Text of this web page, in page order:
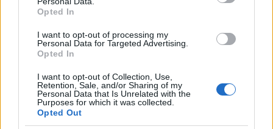
Opted In
I want to opt-out of processing my
Personal Data for Targeted Advertising.
Opted In
I want to opt-out of Collection, Use,
Retention, Sale, and/or Sharing of my
Personal Data that Is Unrelated with the
Purposes for which it was collected.
Opted Out
Megérkezett az eső a Duna vízgyűjtőjére
Aktuális
mérföldköve a felülvizsgálat